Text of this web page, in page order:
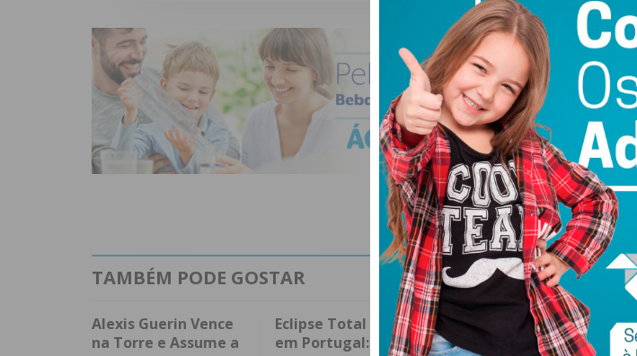
TAMBÉM PODE GOSTAR
Alexis Guerin Vence
na Torre e Assume a
Eclipse Total do Sol
em Portugal: DGS
Futsal: Pacense
Leandro Cardoso